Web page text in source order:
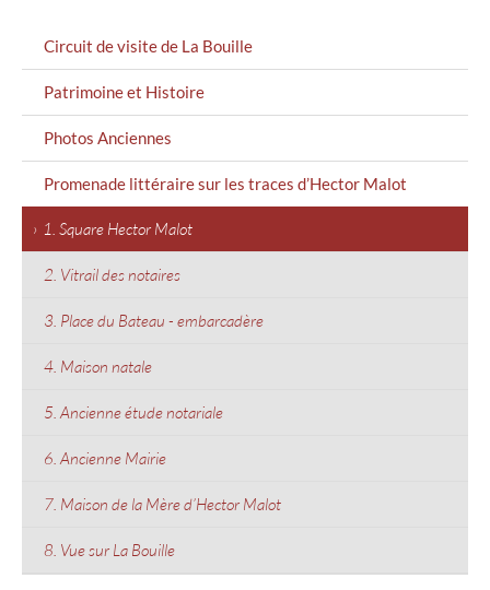
MENU
GAUCHE
Circuit de visite de La Bouille
Patrimoine et Histoire
Photos Anciennes
Promenade littéraire sur les traces d’Hector Malot
1. Square Hector Malot
2. Vitrail des notaires
3. Place du Bateau - embarcadère
4. Maison natale
5. Ancienne étude notariale
6. Ancienne Mairie
7. Maison de la Mère d’Hector Malot
8. Vue sur La Bouille